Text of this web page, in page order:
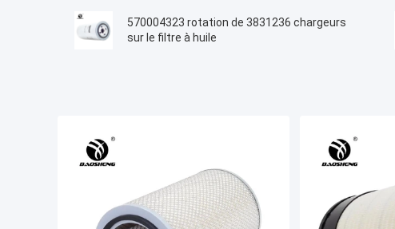
570004323 rotation de 3831236 chargeurs
sur le filtre à huile